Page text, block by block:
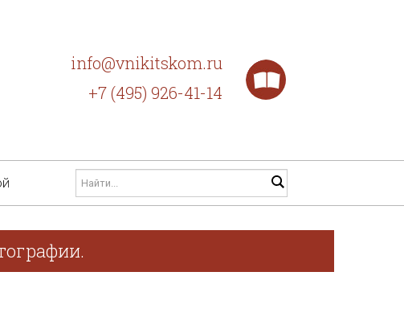
info@vnikitskom.ru
+7 (495) 926-41-14